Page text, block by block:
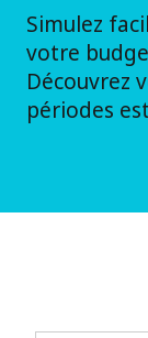
Simulez
votre
Découvrez
périodes